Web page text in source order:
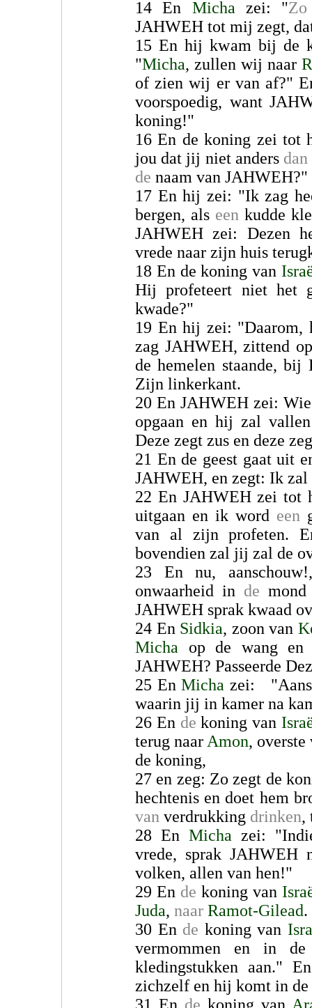
14 En Micha zei: "
JAHWEH tot mij zegt,
15 En hij kwam bij de
"Micha, zullen wij naar
of zien wij er van af?"
voorspoedig, want
koning!"
16 En de koning zei tot
jou dat jij niet anders dan
de naam van JAHWEH?"
17 En hij zei: "Ik zag
bergen, als een kudde
JAHWEH zei: Dezen
vrede naar zijn huis
18 En de koning van
Hij profeteert niet het
kwade?"
19 En hij zei: "Daarom,
zag JAHWEH, zittend
de hemelen staande,
Zijn linkerkant.
20 En JAHWEH zei:
opgaan en hij zal
Deze zegt zus en deze
21 En de geest gaat uit
JAHWEH, en zegt: Ik
22 En JAHWEH zei tot
uitgaan en ik word een
van al zijn profeten.
bovendien zal jij zal de
23 En nu,
onwaarheid in de
JAHWEH sprak kwaad
24 En Sidkia, zoon van
Micha op de wang
JAHWEH? Passeerde
25 EnMicha zei:
waarin jij in kamer na
26 En de koning van
terug naar Amon, overste
de koning,
27 en zeg: Zo zegt de
hechtenis en doet hem
van verdrukking drinken,
28 En Micha zei:
vrede, sprak
volken, allen van hen!"
29 En de koning van
Juda, naar Ramot-Gilead.
30 En de koning van
vermommen en in
kledingstukken aan."
zichzelf en hij komt in